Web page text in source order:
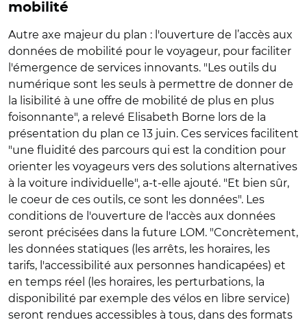
mobilité
Autre axe majeur du plan : l'ouverture de l’accès aux
données de mobilité pour le voyageur, pour faciliter
l'émergence de services innovants. "Les outils du
numérique sont les seuls à permettre de donner de
la lisibilité à une offre de mobilité de plus en plus
foisonnante", a relevé Elisabeth Borne lors de la
présentation du plan ce 13 juin. Ces services facilitent
"une fluidité des parcours qui est la condition pour
orienter les voyageurs vers des solutions alternatives
à la voiture individuelle", a-t-elle ajouté. "Et bien sûr,
le coeur de ces outils, ce sont les données". Les
conditions de l'ouverture de l'accès aux données
seront précisées dans la future LOM. "Concrètement,
les données statiques (les arrêts, les horaires, les
tarifs, l'accessibilité aux personnes handicapées) et
en temps réel (les horaires, les perturbations, la
disponibilité par exemple des vélos en libre service)
seront rendues accessibles à tous, dans des formats